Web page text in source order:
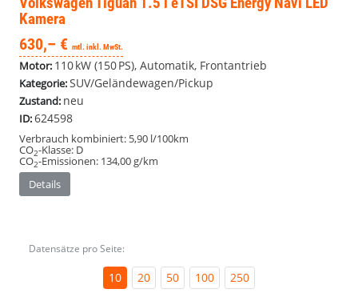
Kamera
630,– € mtl. inkl. MwSt.
Motor: 110 kW (150 PS), Automatik, Frontantrieb
Kategorie:SUV/Geländewagen/Pickup
Zustand: neu
ID:624598
Verbrauch kombiniert: 5,90 l/100km
CO2-Klasse: D
CO2-Emissionen: 134,00 g/km
Details
Datensätze pro Seite:
10 20 50 100 250